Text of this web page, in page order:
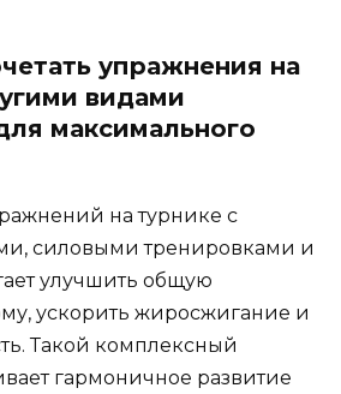
упражнения на
видами
максимального
на турнике с
силовыми тренировками и
улучшить общую
ускорить жиросжигание и
Такой комплексный
гармоничное развитие